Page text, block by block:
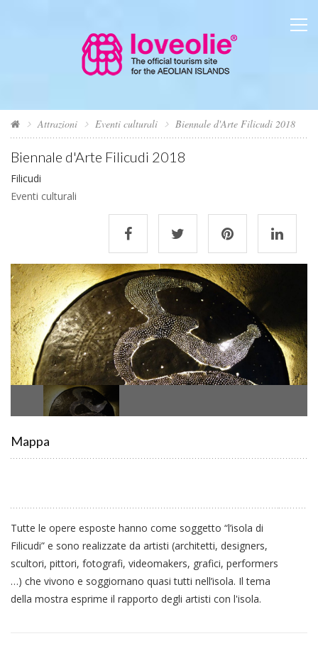
Attrazioni Eventi culturali Biennale d'Arte Filicudi 2018
Biennale d'Arte Filicudi 2018
Filicudi
Eventi culturali
Mappa
Tutte le opere esposte hanno come soggetto “l’isola di
Filicudi” e sono realizzate da artisti (architetti, designers,
scultori, pittori, fotografi, videomakers, grafici, performers
…) che vivono e soggiornano quasi tutti nell’isola. Il tema
della mostra esprime il rapporto degli artisti con l'isola.